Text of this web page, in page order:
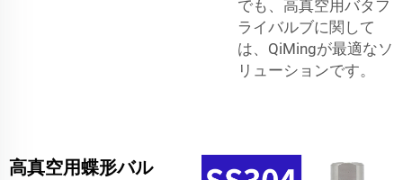
でも、高真空用バタフ
ライバルブに関して
は、QiMingが最適なソ
リューションです。
高真空用蝶形バル